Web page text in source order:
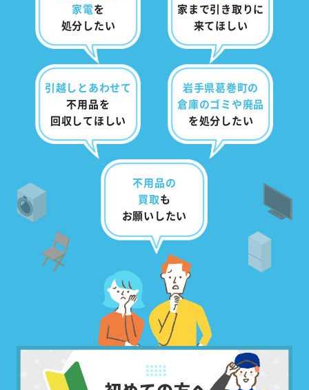
家電を
処分したい
家まで引き取りに
来てほしい
引越しとあわせて
不用品を
回収してほしい
岩手県葛巻町の
倉庫のゴミや廃品
を処分したい
不用品の
買取も
お願いしたい